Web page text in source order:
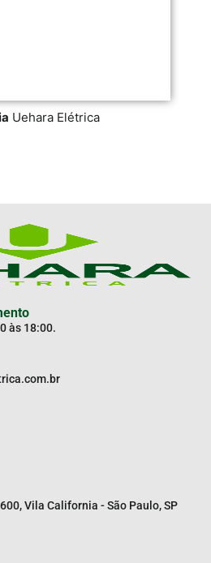
Uehara Elétrica
às 18:00.
Vila California - São Paulo, SP